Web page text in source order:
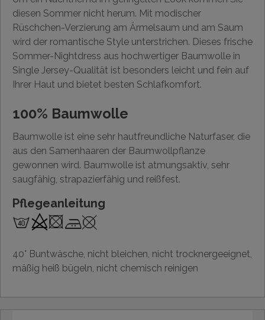
diesen Sommer nicht herum. Mit modischer
Rüschchen-Verzierung am Ärmelsaum und am Saum
wird der romantische Style unterstrichen. Dieses frische
Sommer-Nightdress aus hochwertiger Baumwolle in
Single Jersey-Qualität ist besonders leicht und fein auf
Ihrer Haut und bietet besten Schlafkomfort.
100% Baumwolle
Baumwolle ist eine sehr hautfreundliche Naturfaser, die
aus den Samenhaaren der Baumwollpflanze
gewonnen wird. Baumwolle ist atmungsaktiv, sehr
saugfähig, strapazierfähig und reißfest.
Pflegeanleitung
40° Buntwäsche, nicht bleichen, nicht trocknergeeignet,
mäßig heiß bügeln, nicht chemisch reinigen